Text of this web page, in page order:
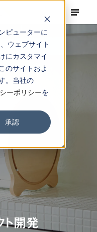
ピューターに
ウェブサイト
にカスタマイ
のサイトおよ
。当社の
ーポリシーを
承認
開発